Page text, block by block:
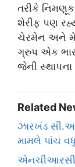
તરીકે
શેરીફ પણ
ચેરમેન અને
ગ્રુપ એક
જેની સ્થાપના
Related
ઝારખંડ
મામલે પાંચ
એનચીઆરસી